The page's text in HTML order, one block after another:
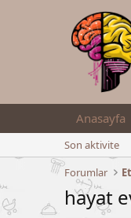
Anasayfa
Son aktivite
Forumlar
hayat